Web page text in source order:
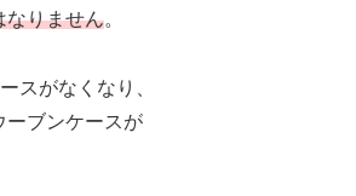
なりません。
スがなくなり、
ーブンケースが